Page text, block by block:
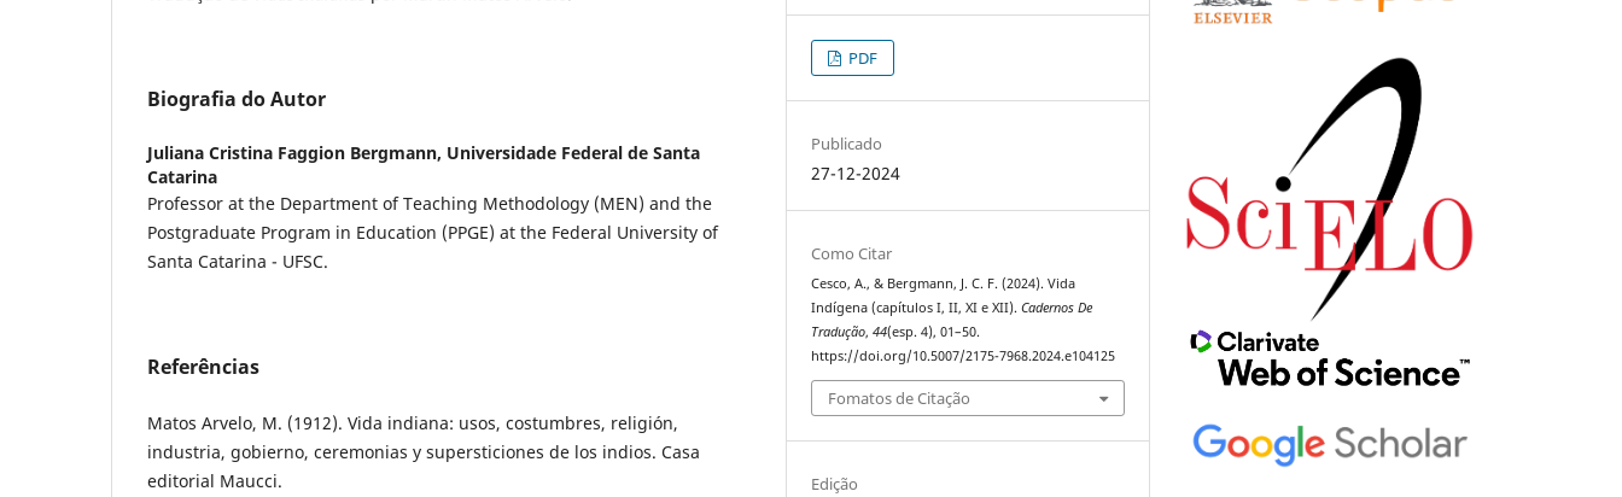
Biografia do Autor
Juliana Cristina Faggion Bergmann, Universidade Federal de Santa
Catarina
Professor at the Department of Teaching Methodology (MEN) and the
Postgraduate Program in Education (PPGE) at the Federal University of
Santa Catarina - UFSC.
Referências
Matos Arvelo, M. (1912). Vida indiana: usos, costumbres, religión,
industria, gobierno, ceremonias y supersticiones de los indios. Casa
editorial Maucci.
PDF
Publicado
27-12-2024
Como Citar
Cesco, A., & Bergmann, J. C. F. (2024). Vida
Indígena (capítulos I, II, XI e XII).Cadernos De
Tradução,44(esp. 4), 01–50.
https://doi.org/10.5007/2175-7968.2024.e104125
Fomatos de Citação
Edição